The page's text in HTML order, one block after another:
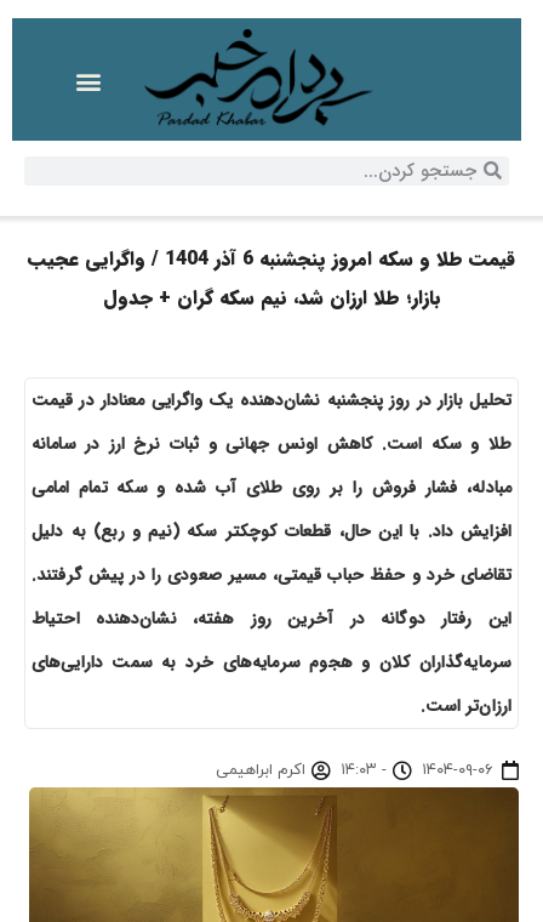
قیمت طلا و سکه امروز پنجشنبه 6 آذر 1404 / واگرایی عجیب
بازار؛ طلا ارزان شد، نیم سکه گران + جدول
تحلیل بازار در روز پنجشنبه نشان‌دهنده یک واگرایی معنادار در قیمت
طلا و سکه است. کاهش اونس جهانی و ثبات نرخ ارز در سامانه
مبادله، فشار فروش را بر روی طلای آب شده و سکه تمام امامی
افزایش داد. با این حال، قطعات کوچکتر سکه (نیم و ربع) به دلیل
تقاضای خرد و حفظ حباب قیمتی، مسیر صعودی را در پیش گرفتند.
این رفتار دوگانه در آخرین روز هفته، نشان‌دهنده احتیاط
سرمایه‌گذاران کلان و هجوم سرمایه‌های خرد به سمت دارایی‌های
ارزان‌تر است.
۱۴۰۴-۰۹-۰۶ - ۱۴:۰۳ اکرم ابراهیمی